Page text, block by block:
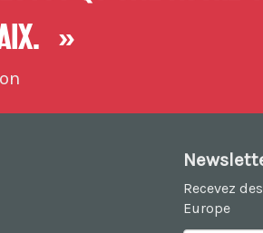
»
Recevez
Europe